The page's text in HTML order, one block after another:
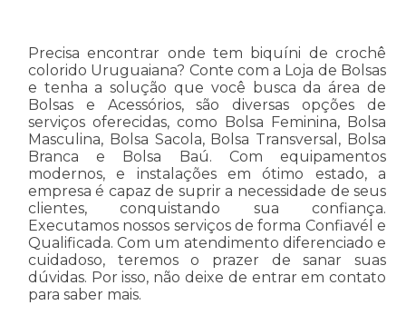
Precisa encontrar onde tem biquíni de crochê
colorido Uruguaiana? Conte com a Loja de Bolsas
e tenha a solução que você busca da área de
Bolsas e Acessórios, são diversas opções de
serviços oferecidas, como Bolsa Feminina, Bolsa
Masculina, Bolsa Sacola, Bolsa Transversal, Bolsa
Branca e Bolsa Baú. Com equipamentos
modernos, e instalações em ótimo estado, a
empresa é capaz de suprir a necessidade de seus
clientes, conquistando sua confiança.
Executamos nossos serviços de forma Confiavél e
Qualificada. Com um atendimento diferenciado e
cuidadoso, teremos o prazer de sanar suas
dúvidas. Por isso, não deixe de entrar em contato
para saber mais.